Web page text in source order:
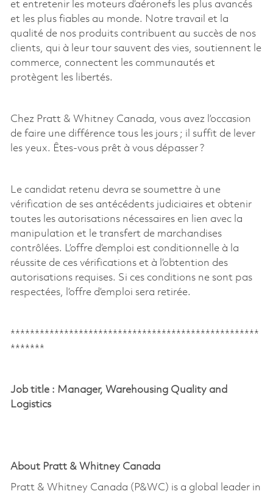
et entretenir les moteurs d’aéronefs les plus avancés
et les plus fiables au monde. Notre travail et la
qualité de nos produits contribuent au succès de nos
clients, qui à leur tour sauvent des vies, soutiennent le
commerce, connectent les communautés et
protègent les libertés.
Chez Pratt & Whitney Canada, vous avez l’occasion
de faire une différence tous les jours ; il suffit de lever
les yeux. Êtes-vous prêt à vous dépasser ?
Le candidat retenu devra se soumettre à une
vérification de ses antécédents judiciaires et obtenir
toutes les autorisations nécessaires en lien avec la
manipulation et le transfert de marchandises
contrôlées. L’offre d’emploi est conditionnelle à la
réussite de ces vérifications et à l’obtention des
autorisations requises. Si ces conditions ne sont pas
respectées, l’offre d’emploi sera retirée.
***************************************************
*******
Job title : Manager, Warehousing Quality and
Logistics
About Pratt & Whitney Canada
Pratt & Whitney Canada (P&WC) is a global leader in